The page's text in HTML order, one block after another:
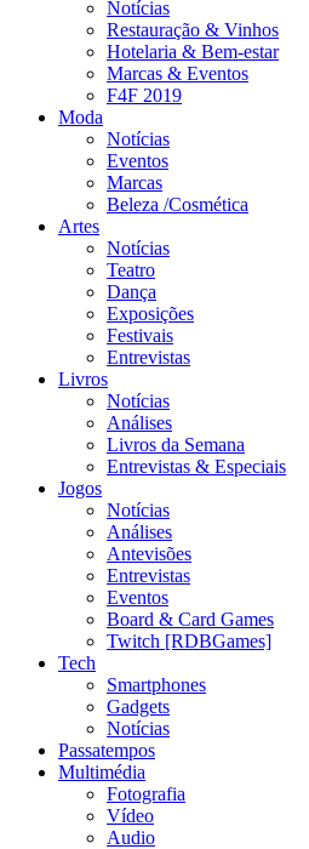
Notícias
Restauração & Vinhos
Hotelaria & Bem-estar
Marcas & Eventos
F4F 2019
Moda
Notícias
Eventos
Marcas
Beleza /Cosmética
Artes
Notícias
Teatro
Dança
Exposições
Festivais
Entrevistas
Livros
Notícias
Análises
Livros da Semana
Entrevistas & Especiais
Jogos
Notícias
Análises
Antevisões
Entrevistas
Eventos
Board & Card Games
Twitch [RDBGames]
Tech
Smartphones
Gadgets
Notícias
Passatempos
Multimédia
Fotografia
Vídeo
Audio